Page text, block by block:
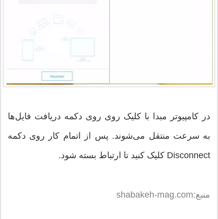
در کامپیوتر مبدا با کلیک روی روی دکمه دریافت فایل‌ها
به سرعت منتقل می‌شوند. پس از اتمام کار روی دکمه
Disconnect کلیک کنید تا ارتباط بسته شود.
منبع:shabakeh-mag.com